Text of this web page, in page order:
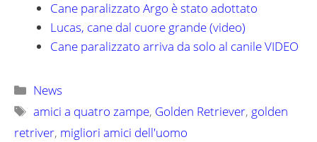
Cane paralizzato Argo è stato adottato
Lucas, cane dal cuore grande (video)
Cane paralizzato arriva da solo al canile VIDEO
Categorie
News
Tag
amici a quatro zampe, Golden Retriever, golden
retriver, migliori amici dell'uomo